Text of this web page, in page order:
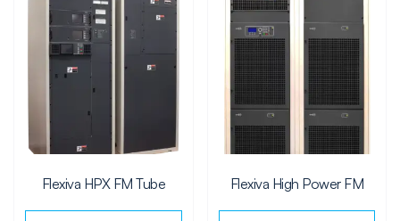
Flexiva HPX FM Tube Flexiva High Power FM